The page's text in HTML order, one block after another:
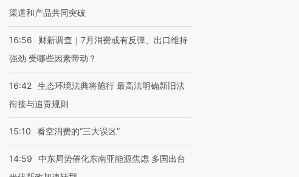
渠道和产品共同突破
16:56
财新调查｜7月消费或有反弹、出口维持
强劲 受哪些因素带动？
16:42 生态环境法典将施行 最高法明确新旧法
衔接与追责规则
15:10 看空消费的“三大误区”
14:59
中东局势催化东南亚能源焦虑 多国出台